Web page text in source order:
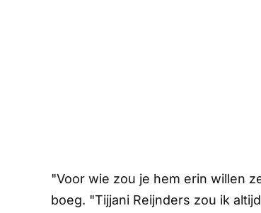
"Voor wie zou je hem erin willen
boeg. "Tijjani Reijnders zou ik